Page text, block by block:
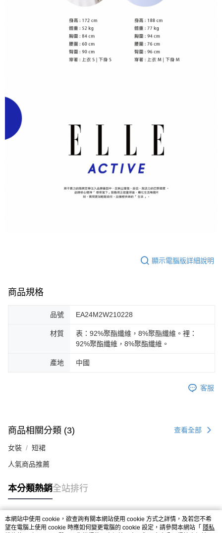
顯示電腦版詳細說明
商品規格
品號 EA24M2W210228
材質
表：92%聚酯纖維，8%聚酯纖維。裡：
92%聚酯纖維，8%聚酯纖維。
產地 中國
客服
商品相關分類 (3) 查看全部
女裝 短裙
人氣商品推薦
本分類熱銷全站排行
熱門標籤
本網站中使用 cookie，欲查詢有關本網站使用 cookie 方式之詳情，及若您不希
望在電腦上使用 cookie 時應如何變更電腦的 cookie 設定，請參閱本網站「 隱私